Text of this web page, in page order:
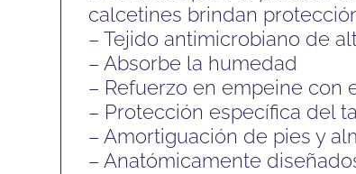
calcetines brindan
– Tejido antimicrobiano de
– Absorbe la humedad
– Refuerzo en empeine con
– Protección específica del
– Amortiguación de pies y
– Anatómicamente